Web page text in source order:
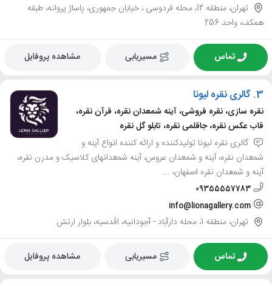
تهران، منطقه 12، محله فردوسی ، خیابان جمهوری، پاساژ پروانه، طبقه
همکف، واحد 256
تماس مسیریابی مشاهده پروفایل
3. گالری نقره لیونا
نقره سازی، نقره فروشی، آینه شمعدان نقره، قرآن نقره،
قاب عکس نقره، جاقلمی نقره، تابلو گل نقره
گالری نقره لیونا تولیدکننده و ارائه کننده انواع آینه و
شمعدان نقره، آینه و شمعدان عروس، آینه شمعدانهای کلاسیک و مدرن نقره،
آینه و شمعدان نقره اصفهان، ...
09355557783
info@lionagallery.com
تهران، منطقه 1، محله دارآباد - آجودانيه، اقدسیه، بلوار ارتش
تماس مسیریابی مشاهده پروفایل